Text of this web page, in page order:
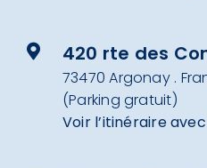
420 rte des
73470 Argonay .
(Parking gratuit)
Voir l’itinéraire